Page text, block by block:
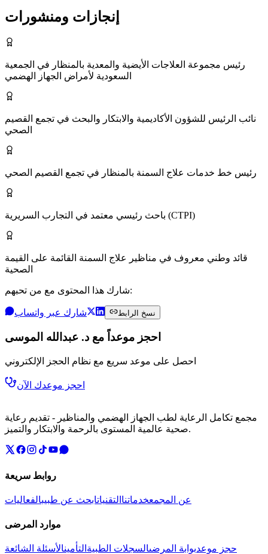
إنجازات ومنشورات
رئيس مجموعة العلاجات الأيضية والمعدية بالمنظار في الجمعية
السعودية لأمراض الجهاز الهضمي
نائب الرئيس للشؤون الأكاديمية والابتكار والبحث في تجمع القصيم
الصحي
رئيس خط خدمات علاج السمنة بالمنظار في تجمع القصيم الصحي
باحث رئيسي معتمد في التجارب السريرية (CTPI)
قائد وطني معروف في مناظير علاج السمنة القائمة على القيمة
الصحية
شارك هذا المحتوى مع من تحبهم:
شارك عبر واتساب نسخ الرابط
احجز موعداً مع د. عبدالله الموسى
احصل على موعد سريع مع نظام الحجز الإلكتروني
احجز موعدك الآن
مجمع تكامل الرعاية لطب الجهاز الهضمي والمناظير - تقديم رعاية
صحية عالمية المستوى بالرحمة والابتكار والتميز.
روابط سريعة
عن المجمعخدماتنا التقنياتابحث عن طبيبالفعاليات
موارد المرضى
حجز موعدبوابة المرضىالسجلات الطبية التأمينالأسئلة الشائعة